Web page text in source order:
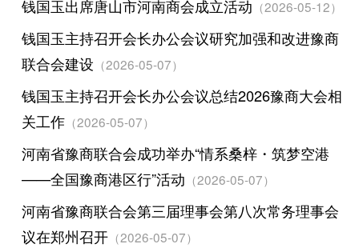
钱国玉出席唐山市河南商会成立活动 （2026-05-12）
钱国玉主持召开会长办公会议研究加强和改进豫商
联合会建设 （2026-05-07）
钱国玉主持召开会长办公会议总结2026豫商大会相
关工作（2026-05-07）
河南省豫商联合会成功举办“情系桑梓・筑梦空港
——全国豫商港区行”活动 （2026-05-07）
河南省豫商联合会第三届理事会第八次常务理事会
议在郑州召开（2026-05-07）